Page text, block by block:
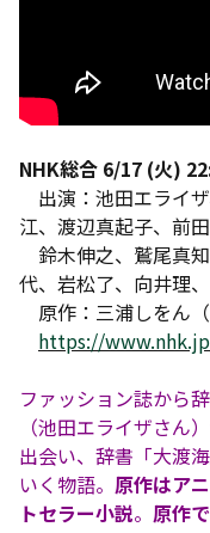
NHK総合 6/17 (火)
出演：池田エライ
江、渡辺真起子、前
鈴木伸之、鷲尾真
代、岩松了、向井理
原作：三浦しをん（
https://
ファッション誌から
（池田エライザさん
出会い、辞書「大渡
いく物語。 原作はア
トセラー小説。 原作